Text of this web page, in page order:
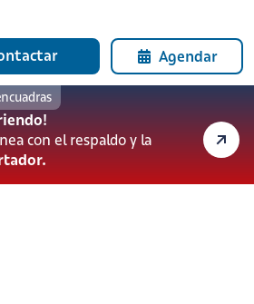
Agendar
con el respaldo y la
601 3905331